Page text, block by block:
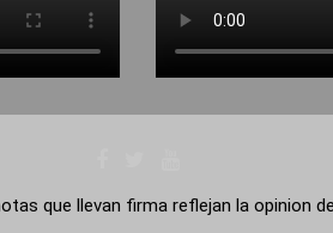
que llevan firma reflejan la opinion